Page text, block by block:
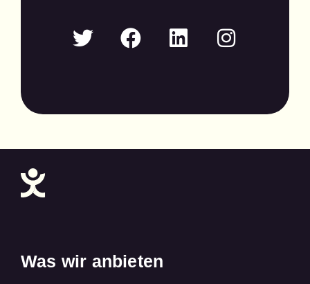
Was wir anbieten